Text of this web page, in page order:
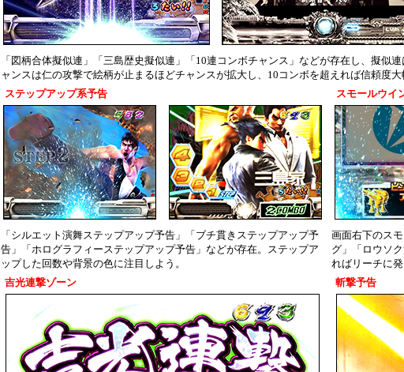
「図柄合体擬似連」「三島歴史擬似連」「10連コンボチャンス」などが存在し、擬似
ャンスは仁の攻撃で絵柄が止まるほどチャンスが拡大し、10コンボを超えれば信頼度大
ステップアップ系予告
スモールウイ
「シルエット演舞ステップアップ予告」「ブチ貫きステップアップ予
告」「ホログラフィーステップアップ予告」などが存在。ステップア
ップした回数や背景の色に注目しよう。
画面右下のス
グ」「ロウソ
ればリーチに
吉光連撃ゾーン
斬撃予告